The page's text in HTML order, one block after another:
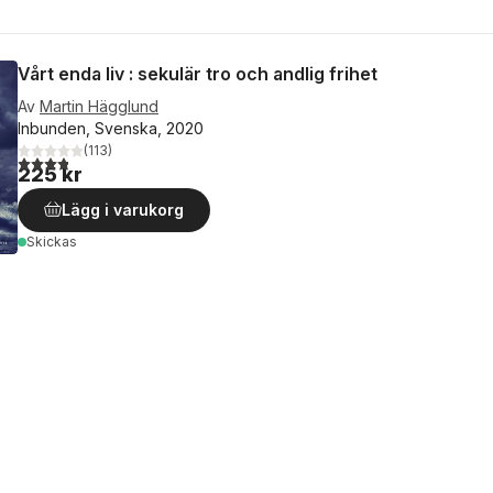
Vårt enda liv : sekulär tro och andlig frihet
Av Martin Hägglund
Inbunden, Svenska, 2020
3,8utav 5 stjärnor. Totalt antal röster:
(113)
225 kr
Lägg i varukorg
Skickas